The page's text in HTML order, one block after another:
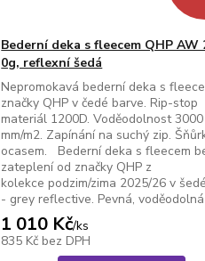
Bederní deka s fleecem QHP AW
0g, reflexní šedá
Nepromokavá bederní deka s
značky QHP v čedé barve. Rip-stop
materiál 1200D. Voděodolnost 3000
mm/m2. Zapínání na suchý zip.
ocasem. Bederní deka s fleecem
zateplení od značky QHP z
kolekce podzim/zima 2025/26 v
- grey reflective. Pevná, voděodolná
1 010 Kč/ks
835 Kč bez DPH